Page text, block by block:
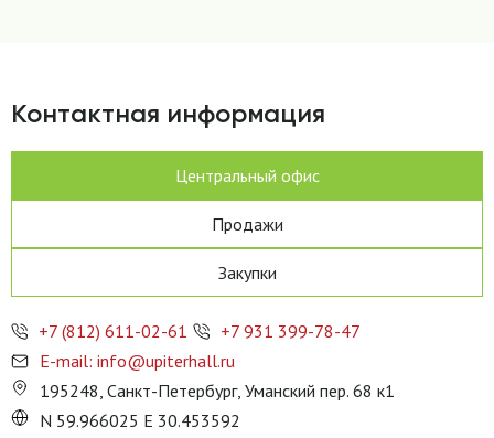
Контактная информация
Центральный офис
Продажи
Закупки
+7 (812) 611-02-61
+7 931 399-78-47
E-mail: info@upiterhall.ru
195248, Санкт-Петербург, Уманский пер. 68 к1
N 59.966025 E 30.453592